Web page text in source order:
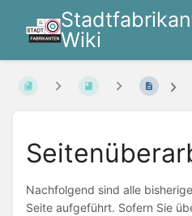
Wiki
Nachfolgend sind alle
Seite aufgeführt. Sofern Sie